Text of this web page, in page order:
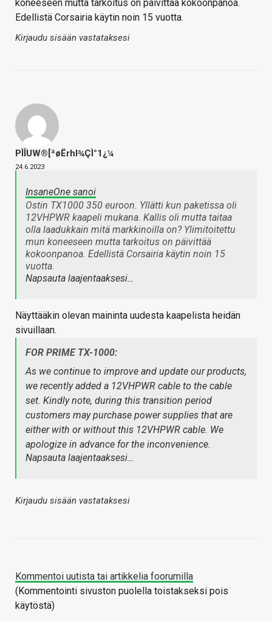
koneeseen mutta tarkoitus on päivittää kokoonpanoa.
Edellistä Corsairia käytin noin 15 vuotta.
Kirjaudu sisään vastataksesi
PÌÎUW®[ªøËrhl¾ÇÌ°1¿¼
24.6.2023
InsaneOne sanoi
Ostin TX1000 350 euroon. Yllätti kun paketissa oli
12VHPWR kaapeli mukana. Kallis oli mutta taitaa
olla laadukkain mitä markkinoilla on? Ylimitoitettu
mun koneeseen mutta tarkoitus on päivittää
kokoonpanoa. Edellistä Corsairia käytin noin 15
vuotta.
Napsauta laajentaaksesi…
Näyttääkin olevan maininta uudesta kaapelista heidän
sivuillaan.
FOR PRIME TX-1000:
As we continue to improve and update our products,
we recently added a 12VHPWR cable to the cable
set. Kindly note, during this transition period
customers may purchase power supplies that are
either with or without this 12VHPWR cable. We
apologize in advance for the inconvenience.
Napsauta laajentaaksesi…
Kirjaudu sisään vastataksesi
Kommentoi uutista tai artikkelia foorumilla
(Kommentointi sivuston puolella toistakseksi pois
käytöstä)